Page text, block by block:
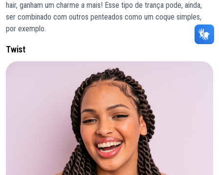
hair, ganham um charme a mais! Esse tipo de trança pode, ainda,
ser combinado com outros penteados como um coque simples,
por exemplo.
Twist